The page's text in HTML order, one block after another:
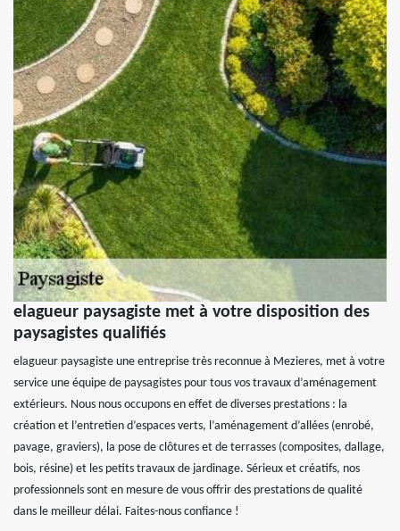
elagueur paysagiste met à votre disposition des
paysagistes qualifiés
elagueur paysagiste une entreprise très reconnue à Mezieres, met à votre
service une équipe de paysagistes pour tous vos travaux d’aménagement
extérieurs. Nous nous occupons en effet de diverses prestations : la
création et l’entretien d’espaces verts, l’aménagement d’allées (enrobé,
pavage, graviers), la pose de clôtures et de terrasses (composites, dallage,
bois, résine) et les petits travaux de jardinage. Sérieux et créatifs, nos
professionnels sont en mesure de vous offrir des prestations de qualité
dans le meilleur délai. Faites-nous confiance !